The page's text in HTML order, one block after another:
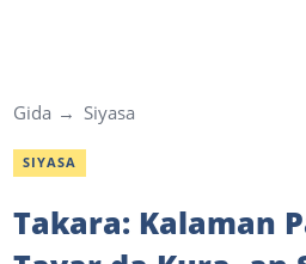
Gida Siyasa
SIYASA
Takara: Kalaman